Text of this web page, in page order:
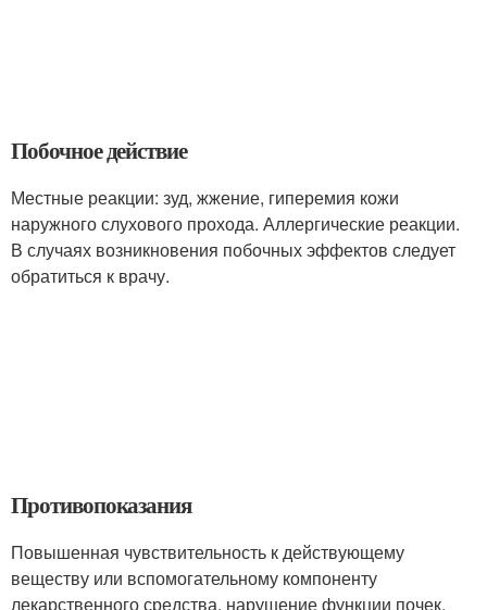
Побочное действие
Местные реакции: зуд, жжение, гиперемия кожи
наружного слухового прохода. Аллергические реакции.
В случаях возникновения побочных эффектов следует
обратиться к врачу.
Противопоказания
Повышенная чувствительность к действующему
веществу или вспомогательному компоненту
лекарственного средства, нарушение функции почек,